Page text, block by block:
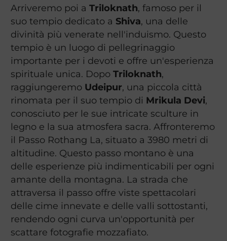
Arriveremo poi a Triloknath, famoso per il
suo tempio dedicato a Shiva, una delle
divinità più venerate nell'induismo. Questo
tempio è un luogo di pellegrinaggio
importante per i devoti e offre un'esperienza
spirituale unica. Dopo Triloknath,
raggiungeremo Udeipur, una piccola città
rinomata per il suo tempio di Mrikula Devi,
conosciuto per le sue intricate sculture in
legno e la sua atmosfera sacra. Affronteremo
il Passo Rothang La, situato a 3980 metri di
altitudine. Questo passo montano è una
delle esperienze più indimenticabili per ogni
amante della montagna. La strada che
attraversa il passo offre viste spettacolari
delle cime innevate e delle valli sottostanti,
rendendo ogni curva un'opportunità per
scattare fotografie mozzafiato.